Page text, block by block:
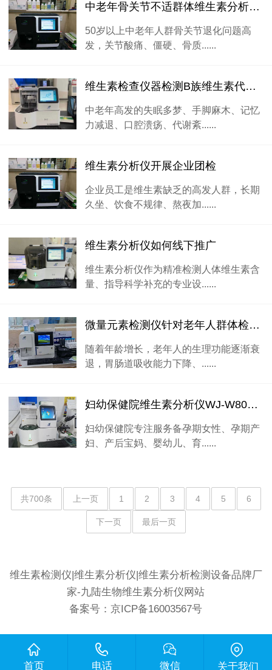
中老年骨关节不适群体维生素分析仪检测规范
50岁以上中老年人群骨关节退化问题高
发，关节酸痛、僵硬、骨质......
维生素检查仪器检测B族维生素代谢紊乱问题
中老年高发的失眠多梦、手脚麻木、记忆
力减退、口腔溃疡、代谢紊......
维生素分析仪开展企业团检
企业员工是维生素缺乏的高发人群，长期
久坐、饮食不规律、熬夜加......
维生素分析仪如何线下推广
维生素分析仪作为精准检测人体维生素含
量、指导科学补充的专业设......
微量元素检测仪针对老年人群体检测项目
随着年龄增长，老年人的生理功能逐渐衰
退，胃肠道吸收能力下降、......
妇幼保健院维生素分析仪WJ-W800E守护母婴安全
妇幼保健院专注服务备孕期女性、孕期产
妇、产后宝妈、婴幼儿、育......
共700条 上一页 1 2 3 4 5 6
下一页 最后一页
维生素检测仪|维生素分析仪|维生素分析检测设备品牌厂
家-九陆生物维生素分析仪网站
备案号： 京ICP备16003567号
首页 电话 微信 关于我们